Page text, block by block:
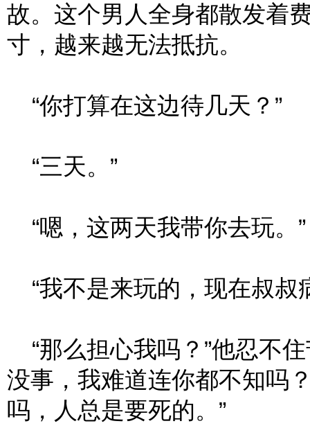
故。这个男人全身都散发着
寸，越来越无法抵抗。
“你打算在这边待几天？”
“三天。”
“嗯，这两天我带你去玩。”
“我不是来玩的，现在叔叔
“那么担心我吗？”他忍不
没事，我难道连你都不知吗
吗，人总是要死的。”